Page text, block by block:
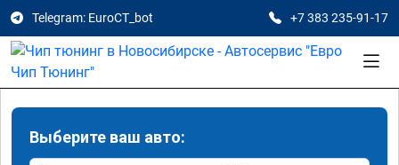
Telegram: EuroCT_bot +7 383 235-91-17
Выберите ваш авто: